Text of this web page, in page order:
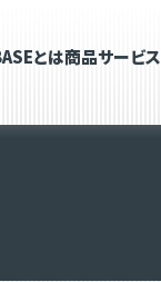
とは商品サービス